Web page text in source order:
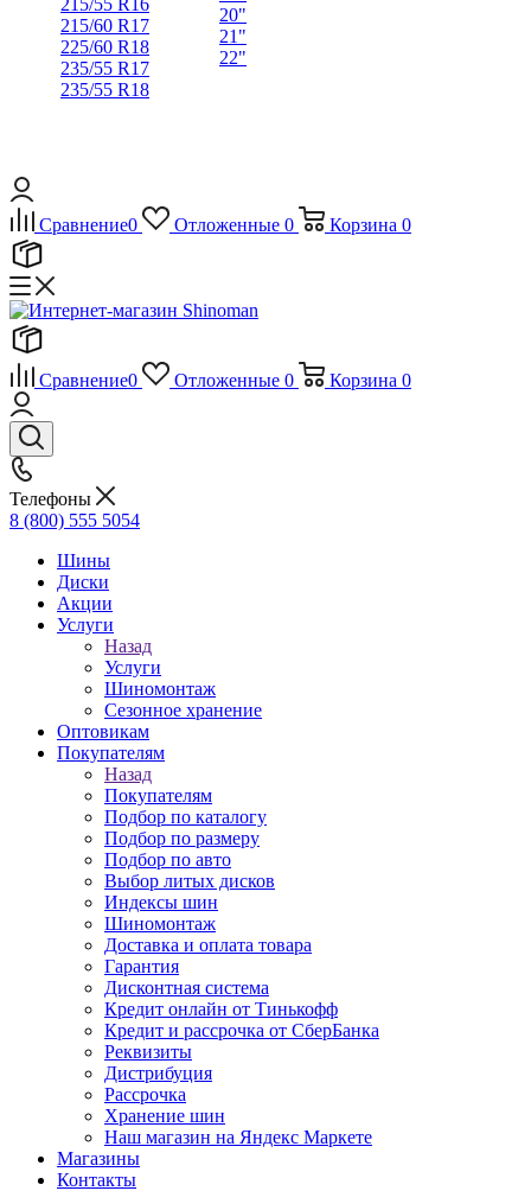
215/55 R16
215/60 R17
225/60 R18
235/55 R17
235/55 R18
20"
21"
22"
Сравнение0 Отложенные 0 Корзина 0
Сравнение0 Отложенные 0 Корзина 0
Телефоны
8 (800) 555 5054
Шины
Диски
Акции
Услуги
Назад
Услуги
Шиномонтаж
Сезонное хранение
Оптовикам
Покупателям
Назад
Покупателям
Подбор по каталогу
Подбор по размеру
Подбор по авто
Выбор литых дисков
Индексы шин
Шиномонтаж
Доставка и оплата товара
Гарантия
Дисконтная система
Кредит онлайн от Тинькофф
Кредит и рассрочка от СберБанка
Реквизиты
Дистрибуция
Рассрочка
Хранение шин
Наш магазин на Яндекс Маркете
Магазины
Контакты